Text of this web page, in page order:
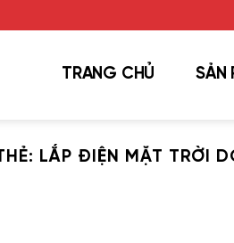
TRANG CHỦ SẢN
LẮP ĐIỆN MẶT TRỜI